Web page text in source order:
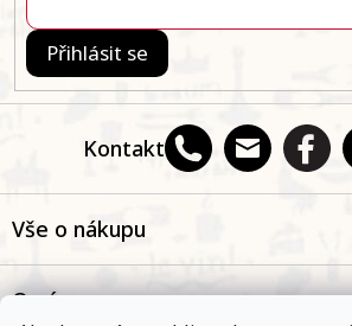
v
i
u
Kontakt
Přihlásit se
Vše o nákupu
O nás